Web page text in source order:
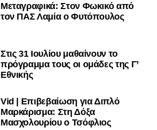
Μεταγραφικά: Στον Φωκικό από
τον ΠΑΣ Λαμία ο Φυτόπουλος
Στις 31 Ιουλίου μαθαίνουν το
πρόγραμμα τους οι ομάδες της Γ’
Εθνικής
Vid | Επιβεβαίωση για Διπλό
Μαρκάρισμα: Στη Δόξα
Μασχολουρίου ο Τσόφλιος